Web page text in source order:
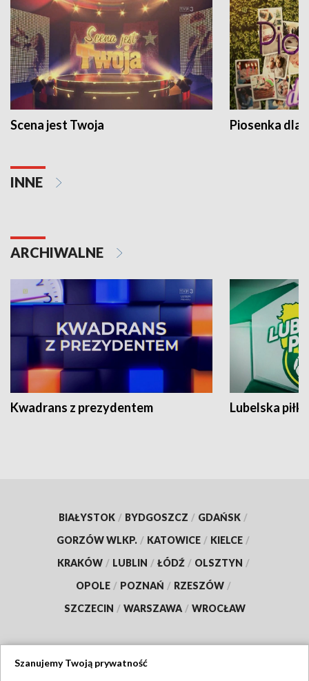
Scena jest Twoja Piosenka dla
INNE
ARCHIWALNE
Kwadrans z prezydentem Lubelska piłka
BIAŁYSTOK / BYDGOSZCZ / GDAŃSK /
GORZÓW WLKP. / KATOWICE / KIELCE /
KRAKÓW / LUBLIN / ŁÓDŹ / OLSZTYN /
OPOLE / POZNAŃ / RZESZÓW /
SZCZECIN / WARSZAWA / WROCŁAW
Szanujemy Twoją prywatność